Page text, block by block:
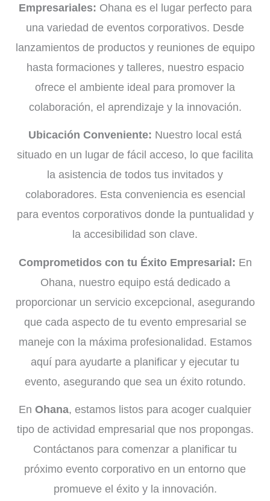
Empresariales: Ohana es el lugar perfecto para
una variedad de eventos corporativos. Desde
lanzamientos de productos y reuniones de equipo
hasta formaciones y talleres, nuestro espacio
ofrece el ambiente ideal para promover la
colaboración, el aprendizaje y la innovación.
Ubicación Conveniente: Nuestro local está
situado en un lugar de fácil acceso, lo que facilita
la asistencia de todos tus invitados y
colaboradores. Esta conveniencia es esencial
para eventos corporativos donde la puntualidad y
la accesibilidad son clave.
Comprometidos con tu Éxito Empresarial: En
Ohana, nuestro equipo está dedicado a
proporcionar un servicio excepcional, asegurando
que cada aspecto de tu evento empresarial se
maneje con la máxima profesionalidad. Estamos
aquí para ayudarte a planificar y ejecutar tu
evento, asegurando que sea un éxito rotundo.
En Ohana, estamos listos para acoger cualquier
tipo de actividad empresarial que nos propongas.
Contáctanos para comenzar a planificar tu
próximo evento corporativo en un entorno que
promueve el éxito y la innovación.